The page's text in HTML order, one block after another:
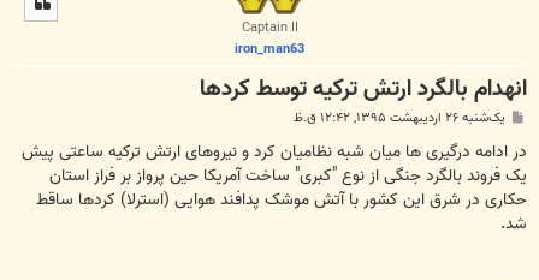
Captain II
iron_man63
انهدام بالگرد ارتش ترکیه توسط کردها
ت
یک‌شنبه ۲۶ اردیبهشت ۱۳۹۵, ۱۲:۴۲ ق.ظ
در ادامه درگیری ها میان شبه نظامیان کرد و نیروهای ارتش ترکیه ساعتی پیش
یک فروند بالگرد جنگی از نوع "کبری" ساخت آمریکا حین پرواز بر فراز استان
حکاری در شرق این کشور با آتش موشک پدافند هوایی (استرلا) کردها ساقط
شد.